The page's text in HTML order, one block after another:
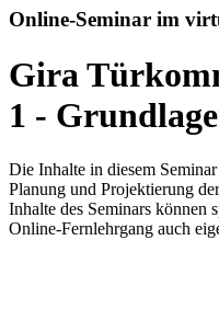
Online-Seminar im
Gira
1 -
Die Inhalte in diesem
Planung und Projektierung
Inhalte des Seminars können
Online-Fernlehrgang auch